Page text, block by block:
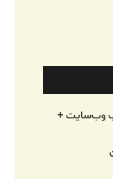
وب‌سایت +